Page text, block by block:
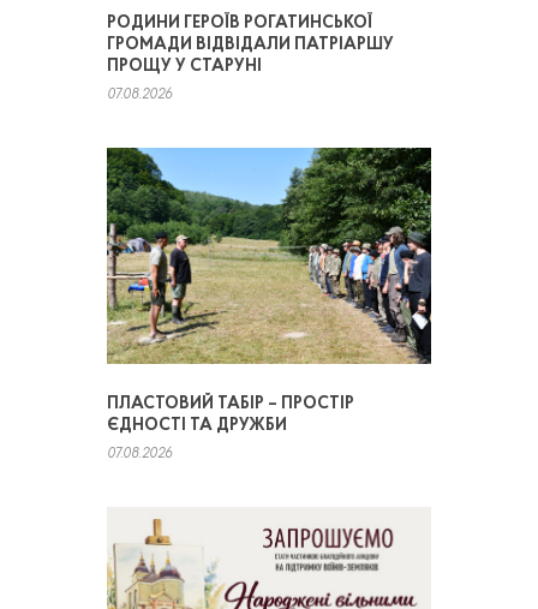
РОДИНИ ГЕРОЇВ РОГАТИНСЬКОЇ
ГРОМАДИ ВІДВІДАЛИ ПАТРІАРШУ
ПРОЩУ У СТАРУНІ
07.08.2026
ПЛАСТОВИЙ ТАБІР – ПРОСТІР
ЄДНОСТІ ТА ДРУЖБИ
07.08.2026